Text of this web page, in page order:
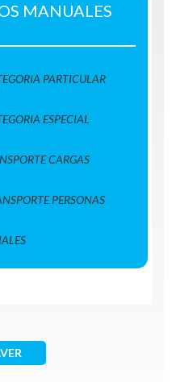
MANUALES
PARTICULAR
ESPECIAL
CARGAS
PERSONAS